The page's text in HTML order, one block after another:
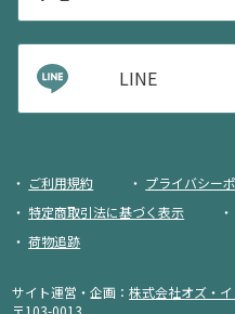
LINE
ご利用規約
プライバシー
特定商取引法に基づく表示
荷物追跡
サイト運営・企画：株式会社オズ・
〒103-0013